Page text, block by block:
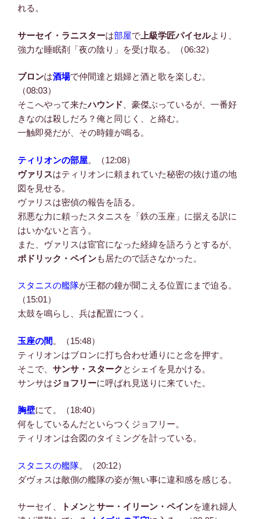
れる。
サーセイ・ラニスターは部屋で 上級学匠パイセルより、
強力な睡眠剤「夜の陰り」を受け取る。（06:32）
ブロンは酒場で仲間達と娼婦と酒と歌を楽しむ。
（08:03）
そこへやって来たハウンド 、豪傑ぶっているが、一番好
きなのは殺しだろ？俺と同じく、と絡む。
一触即発だが、その時鐘が鳴る。
ティリオンの部屋。（12:08）
ヴァリスはティリオンに頼まれていた秘密の抜け道の地
図を見せる。
ヴァリスは密偵の報告を語る。
邪悪な力に頼ったスタニスを「鉄の玉座」に据える訳に
はいかないと言う。
また、ヴァリスは宦官になった経緯を語ろうとするが、
ポドリック・ペインも居たので話さなかった。
スタニスの艦隊が王都の鐘が聞こえる位置にまで迫る。
（15:01）
太鼓を鳴らし、兵は配置につく。
玉座の間 。（15:48）
ティリオンはブロンに打ち合わせ通りにと念を押す。
そこで、 サンサ・スターク とシェイを見かける。
サンサはジョフリーに呼ばれ見送りに来ていた。
胸壁にて。（18:40）
何をしているんだといらつくジョフリー。
ティリオンは合図のタイミングを計っている。
スタニスの艦隊。（20:12）
ダヴォスは敵側の艦隊の姿が無い事に違和感を感じる。
サーセイ、 トメンとサー・イリーン・ペインを連れ婦人